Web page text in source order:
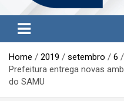
t
RS Notícias
Jundiaí e região na palma da
Home 2019 setembro
6
Prefeitura entrega novas
do SAMU